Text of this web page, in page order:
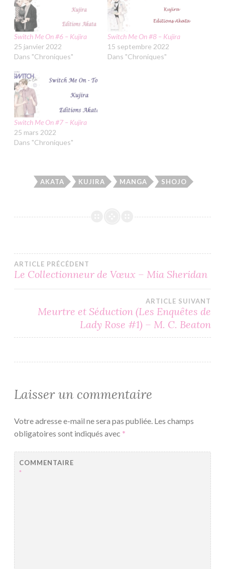
Switch Me On #6 – Kujira
25 janvier 2022
Dans "Chroniques"
Switch Me On #8 – Kujira
15 septembre 2022
Dans "Chroniques"
Switch Me On #7 – Kujira
25 mars 2022
Dans "Chroniques"
AKATA KUJIRA MANGA SHOJO
Navigation
l’article
ARTICLE PRÉCÉDENT
Le Collectionneur de Vœux – Mia Sheridan
ARTICLE SUIVANT
Meurtre et Séduction (Les Enquêtes de
Lady Rose #1) – M. C. Beaton
Laisser un commentaire
Votre adresse e-mail ne sera pas publiée. Les champs
obligatoires sont indiqués avec *
COMMENTAIRE
*